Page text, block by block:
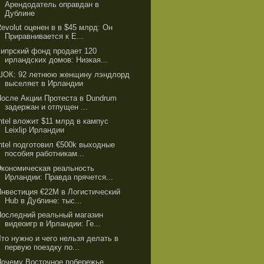
Арендодатель оправдан в
Дублине
оценен в в $45 млрд: Он
Приравнивается к Е...
фонд продает 120
ирландских домов: Низкая...
ШОК: 92 летнюю женщину лэндлорд
выселяет в Ирландии
Акции Протеста в Dundrum
задержан и отпущен ...
вложит $11 млрд в кампус
Leixlip Ирландии
подготовил €500k выходные
пособия работникам...
реальность
Ирландии: Правда прячется...
€22M в Логистический
Hub в Дублине: тыс...
реальный магазин
видеоигр в Ирландии: Ге...
нужно и чего нельзя делать в
первую поездку по...
Восточное побережье